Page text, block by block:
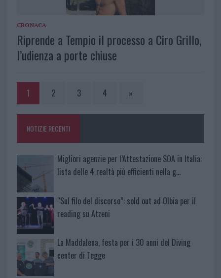
CRONACA
Riprende a Tempio il processo a Ciro Grillo,
l’udienza a porte chiuse
1 2 3 4 »
NOTIZIE RECENTI
Migliori agenzie per l’Attestazione SOA in Italia:
lista delle 4 realtà più efficienti nella g…
“Sul filo del discorso”: sold out ad Olbia per il
reading su Atzeni
La Maddalena, festa per i 30 anni del Diving
center di Tegge